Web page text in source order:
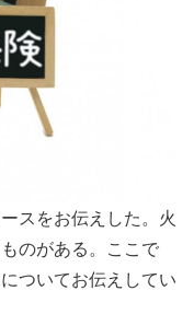
スをお伝えした。火
のがある。ここで
ついてお伝えしてい